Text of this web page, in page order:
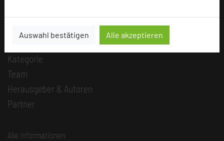
Auswahl bestätigen Alle akzeptieren
Kategorie
Team
Herausgeber & Autoren
Partner
Alle Informationen